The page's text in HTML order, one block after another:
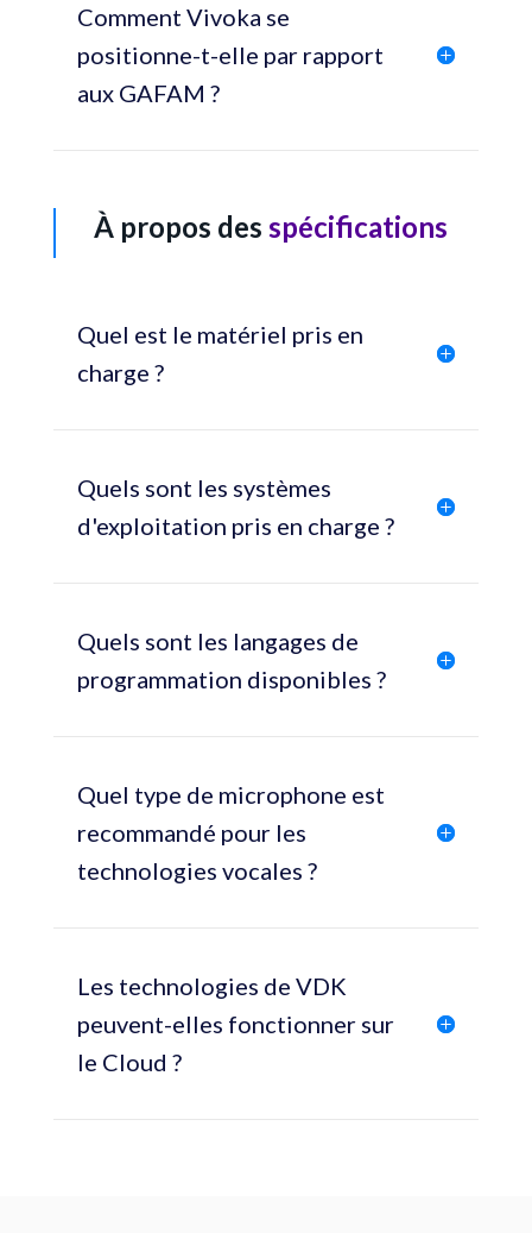
Comment Vivoka se
positionne-t-elle par rapport
aux GAFAM ?
À propos des spécifications
Quel est le matériel pris en
charge ?
Quels sont les systèmes
d'exploitation pris en charge ?
Quels sont les langages de
programmation disponibles ?
Quel type de microphone est
recommandé pour les
technologies vocales ?
Les technologies de VDK
peuvent-elles fonctionner sur
le Cloud ?